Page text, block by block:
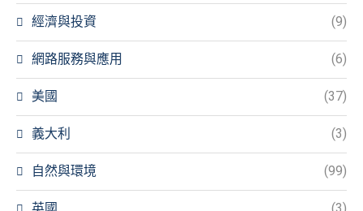
經濟與投資 (9)
網路服務與應用 (6)
美國 (37)
義大利 (3)
自然與環境 (99)